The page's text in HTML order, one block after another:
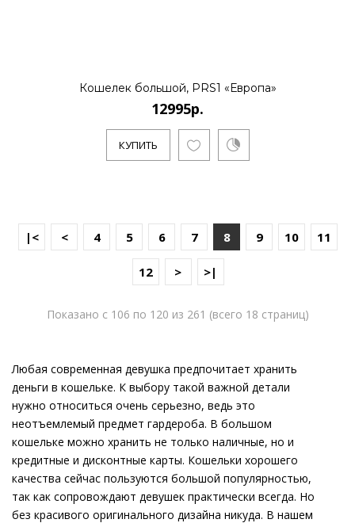
Кошелек большой, PRS1 «Европа»
12995р.
КУПИТЬ
|< < 4 5 6 7 8 9 10 11
12 > >|
Показано с 106 по 120 из 261 (всего 18 страниц)
Любая современная девушка предпочитает хранить
деньги в кошельке. К выбору такой важной детали
нужно относиться очень серьезно, ведь это
неотъемлемый предмет гардероба. В большом
кошельке можно хранить не только наличные, но и
кредитные и дисконтные карты. Кошельки хорошего
качества сейчас пользуются большой популярностью,
так как сопровождают девушек практически всегда. Но
без красивого оригинального дизайна никуда. В нашем